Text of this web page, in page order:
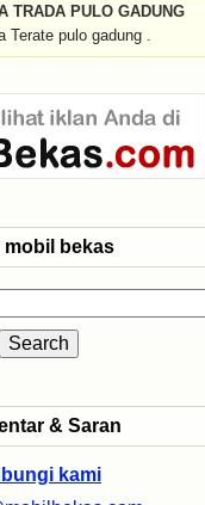
TRADA PULO GADUNG
Terate pulo gadung .
mobil bekas
& Saran
kami